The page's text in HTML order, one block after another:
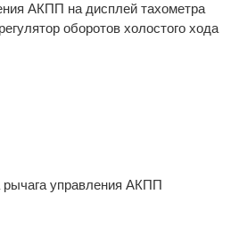
АКПП на дисплей тахометра
оборотов холостого хода
рычага управления АКПП